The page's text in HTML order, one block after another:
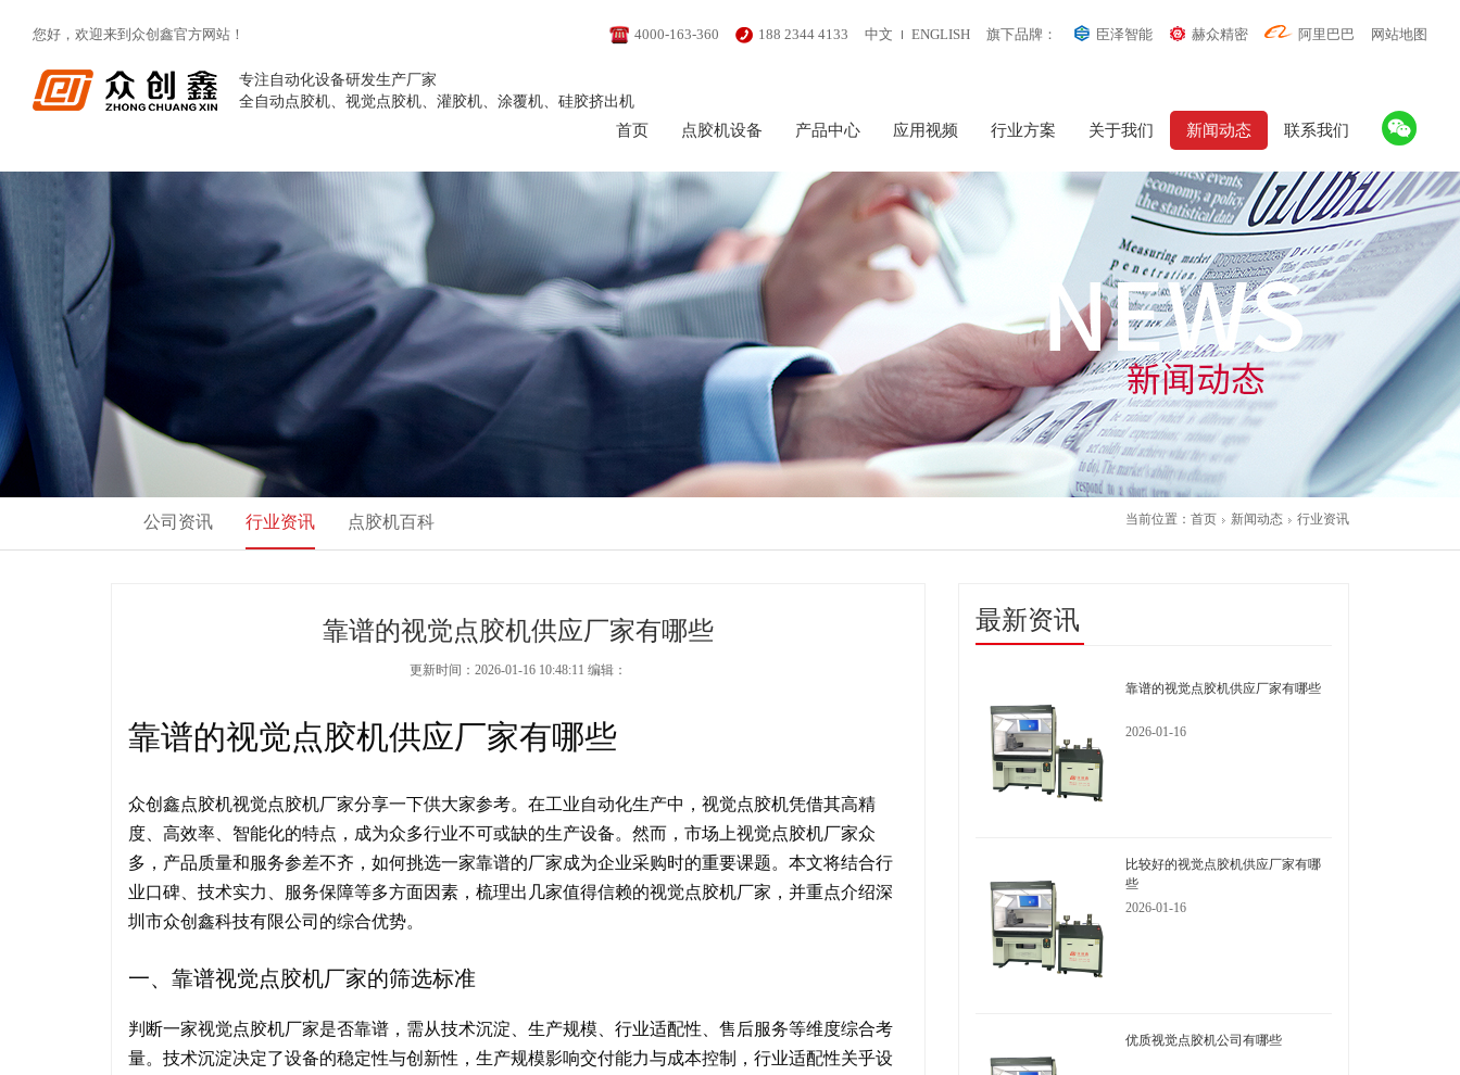
您好，欢迎来到众创鑫官方网站！ 4000-163-360 188 2344 4133 中文 ENGLISH 旗下品牌： 臣泽智能 赫众精密 阿里巴巴 网站地图
专注自动化设备研发生产厂家
全自动点胶机、视觉点胶机、灌胶机、涂覆机、硅胶挤出机
首页 点胶机设备 产品中心 应用视频 行业方案 关于我们 新闻动态 联系我们
当前位置： 首页 新闻动态 行业资讯
公司资讯 行业资讯 点胶机百科
靠谱的视觉点胶机供应厂家有哪些
更新时间：2026-01-16 10:48:11 编辑：
靠谱的视觉点胶机供应厂家有哪些
众创鑫点胶机视觉点胶机厂家分享一下供大家参考。在工业自动化生产中，视觉点胶机凭借其高精
度、高效率、智能化的特点，成为众多行业不可或缺的生产设备。然而，市场上视觉点胶机厂家众
多，产品质量和服务参差不齐，如何挑选一家靠谱的厂家成为企业采购时的重要课题。本文将结合行
业口碑、技术实力、服务保障等多方面因素，梳理出几家值得信赖的视觉点胶机厂家，并重点介绍深
圳市众创鑫科技有限公司的综合优势。
一、靠谱视觉点胶机厂家的筛选标准
判断一家视觉点胶机厂家是否靠谱，需从技术沉淀、生产规模、行业适配性、售后服务等维度综合考
量。技术沉淀决定了设备的稳定性与创新性，生产规模影响交付能力与成本控制，行业适配性关乎设
最新资讯
靠谱的视觉点胶机供应厂家有哪些
2026-01-16
比较好的视觉点胶机供应厂家有哪
些
2026-01-16
优质视觉点胶机公司有哪些